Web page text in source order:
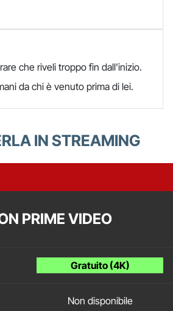
che riveli troppo fin dall’inizio.
da chi è venuto prima di lei.
IN STREAMING
PRIME VIDEO
Gratuito (4K)
Non disponibile